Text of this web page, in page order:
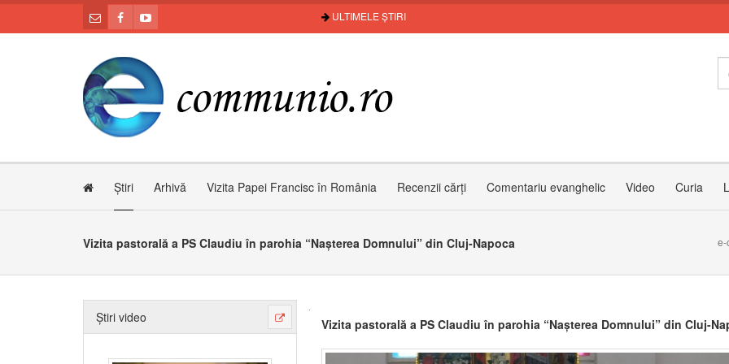
ULTIMELE ȘTIRI
Știri Arhivă Vizita Papei Francisc în România Recenzii cărți Comentariu evanghelic Video Curia
Vizita pastorală a PS Claudiu în parohia “Nașterea Domnului” din Cluj-Napoca e-
Știri video Vizita pastorală a PS Claudiu în parohia “Nașterea Domnului” din Cluj-